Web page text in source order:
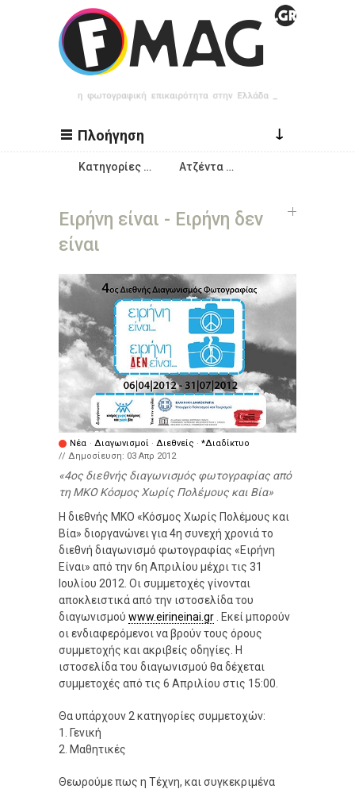
Παράκαμψη προς το κυρίως περιεχόμενο
Πλοήγηση ↓
Κατηγορίες … Ατζέντα …
Ειρήνη είναι - Ειρήνη δεν
είναι
Νέα · Διαγωνισμοί · Διεθνείς · *Διαδίκτυο
// Δημοσίευση: 03 Απρ 2012
4ος διεθνής διαγωνισμός φωτογραφίας από
τη ΜΚΟ Κόσμος Χωρίς Πολέμους και Βία
Η διεθνής ΜΚΟ «Κόσμος Χωρίς Πολέμους και
Βία» διοργανώνει για 4η συνεχή χρονιά το
διεθνή διαγωνισμό φωτογραφίας «Ειρήνη
Είναι» από την 6η Απριλίου μέχρι τις 31
Ιουλίου 2012. Οι συμμετοχές γίνονται
αποκλειστικά από την ιστοσελίδα του
διαγωνισμού www.eirineinai.gr . Εκεί μπορούν
οι ενδιαφερόμενοι να βρούν τους όρους
συμμετοχής και ακριβείς οδηγίες. Η
ιστοσελίδα του διαγωνισμού θα δέχεται
συμμετοχές από τις 6 Απριλίου στις 15:00.
Θα υπάρχουν 2 κατηγορίες συμμετοχών:
1. Γενική
2. Μαθητικές
Θεωρούμε πως η Τέχνη, και συγκεκριμένα